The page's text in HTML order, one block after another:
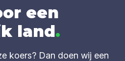
een
land.
koers? Dan doen wij een